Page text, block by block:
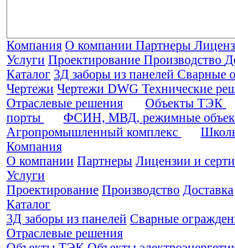
Компания О компании Партнеры
Услуги Проектирование Производство
Каталог 3Д заборы из панелей Сварные
Чертежи Чертежи DWG Технические
Отраслевые решения
Объекты ТЭК
порты
ФСИН, МВД, режимные
Агропромышленный комплекс
Компания
О компании Партнеры Лицензии и
Услуги
Проектирование Производство Доставка
Каталог
3Д заборы из панелей Сварные
Отраслевые решения